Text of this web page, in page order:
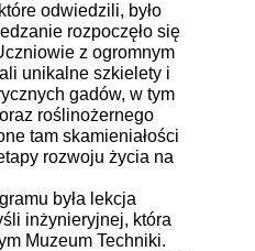
odwiedzili, było
rozpoczęło się
z ogromnym
unikalne szkielety i
gadów, w tym
roślinożernego
tam skamieniałości
rozwoju życia na
była lekcja
inżynieryjnej, która
Muzeum Techniki.